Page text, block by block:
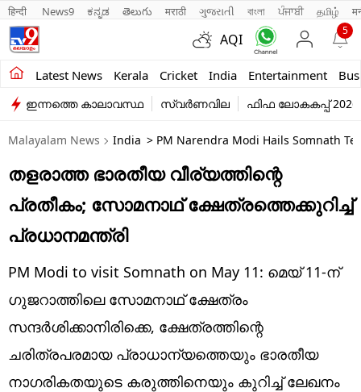
हिन्दी News9 ಕನ್ನಡ తెలుగు मराठी ગુજરાતી বাংলা ਪੰਜਾਬੀ தமிழ்
AQI
5
Latest News Kerala Cricket India Entertainment
Kerala
India
Entertainment
Business
Education
Lifestyle
world
Technology
ഇന്നത്തെ കാലാവസ്ഥ സ്വർണവില ഫിഫ ലോകകപ്പ് 2026
Malayalam News India > PM Narendra Modi Hails Somnath
തളരാത്ത ഭാരതീയ വീര്യത്തിന്റെ
പ്രതീകം; സോമനാഥ് ക്ഷേത്രത്തെക്കുറിച്ച്‌
പ്രധാനമന്ത്രി
PM Modi to visit Somnath on May 11: മെയ് 11-ന്
ഗുജറാത്തിലെ സോമനാഥ് ക്ഷേത്രം
സന്ദർശിക്കാനിരിക്കെ, ക്ഷേത്രത്തിന്റെ
ചരിത്രപരമായ പ്രാധാന്യത്തെയും ഭാരതീയ
നാഗരികതയുടെ കരുത്തിനെയും കുറിച്ച് ലേഖനം